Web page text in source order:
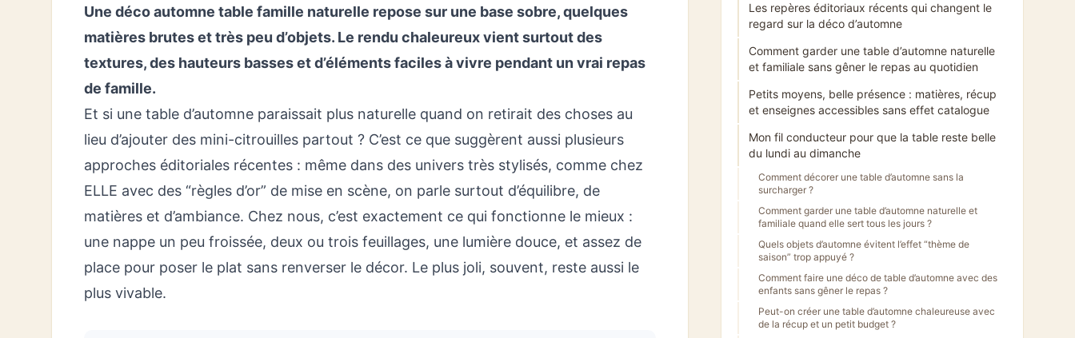
Une déco automne table famille naturelle repose sur une base sobre, quelques
matières brutes et très peu d’objets. Le rendu chaleureux vient surtout des
textures, des hauteurs basses et d’éléments faciles à vivre pendant un vrai repas
de famille.
Et si une table d’automne paraissait plus naturelle quand on retirait des choses au
lieu d’ajouter des mini-citrouilles partout ? C’est ce que suggèrent aussi plusieurs
approches éditoriales récentes : même dans des univers très stylisés, comme chez
ELLE avec des “règles d’or” de mise en scène, on parle surtout d’équilibre, de
matières et d’ambiance. Chez nous, c’est exactement ce qui fonctionne le mieux :
une nappe un peu froissée, deux ou trois feuillages, une lumière douce, et assez de
place pour poser le plat sans renverser le décor. Le plus joli, souvent, reste aussi le
plus vivable.
Les repères éditoriaux récents qui changent le
regard sur la déco d’automne
Comment garder une table d’automne naturelle
et familiale sans gêner le repas au quotidien
Petits moyens, belle présence : matières, récup
et enseignes accessibles sans effet catalogue
Mon fil conducteur pour que la table reste belle
du lundi au dimanche
Comment décorer une table d’automne sans la
surcharger ?
Comment garder une table d’automne naturelle et
familiale quand elle sert tous les jours ?
Quels objets d’automne évitent l’effet “thème de
saison” trop appuyé ?
Comment faire une déco de table d’automne avec des
enfants sans gêner le repas ?
Peut-on créer une table d’automne chaleureuse avec
de la récup et un petit budget ?